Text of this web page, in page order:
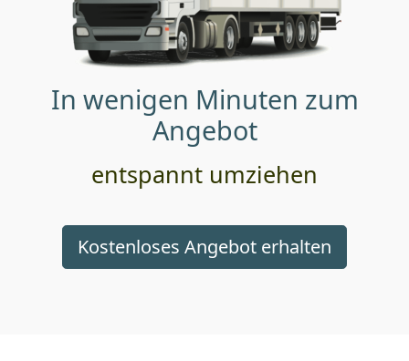
In wenigen Minuten zum
Angebot
entspannt umziehen
Kostenloses Angebot erhalten